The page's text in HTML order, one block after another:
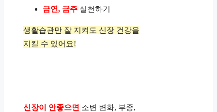
금연, 금주 실천하기
생활습관만 잘 지켜도 신장 건강을
지킬 수 있어요!
신장이 안좋으면 소변 변화, 부종,